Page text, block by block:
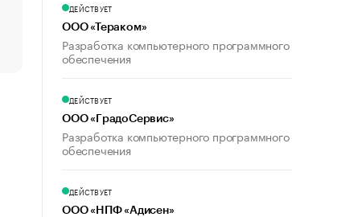
Что обвинения против Павла Дурова значат для
пользователей
ДЕЙСТВУЕТ
ООО «Тераком»
Разработка компьютерного программного
обеспечения
ДЕЙСТВУЕТ
ООО «ГрадоСервис»
Разработка компьютерного программного
обеспечения
ДЕЙСТВУЕТ
ООО «НПФ «Адисен»